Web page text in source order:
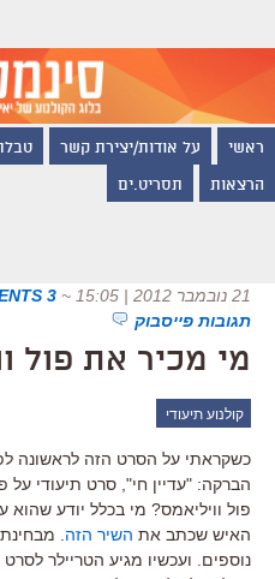
ראשי על אודות/יצירת קשר
הרצאות תסריט.ים
21 נובמבר 2012 | 15:05 ~
3 COMMENTS
תגובות פייסבוק
מי מכיר את פול
קולנוע תיעודי
כשקראתי על הסרט הזה לראשונה
הברקה: "עדיין חי", סרט תיעודי על
פול וויליאמס? מי בכלל יודע שהוא
האיש שכתב את השיר הזה .
נוספים. ועכשיו מגיע הטריילר